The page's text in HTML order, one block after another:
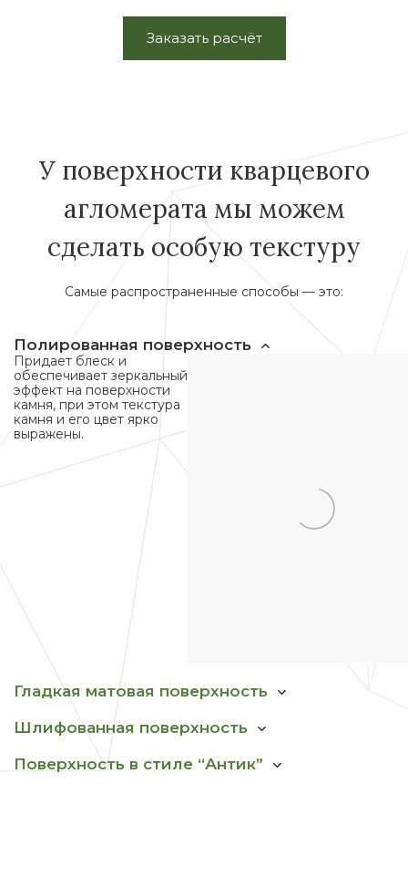
Заказать расчёт
У поверхности кварцевого
агломерата мы можем
сделать особую текстуру
Самые распространенные способы — это:
Полированная поверхность
Придает блеск и
обеспечивает зеркальный
эффект на поверхности
камня, при этом текстура
камня и его цвет ярко
выражены.
Гладкая матовая поверхность
Шлифованная поверхность
Поверхность в стиле “Антик”